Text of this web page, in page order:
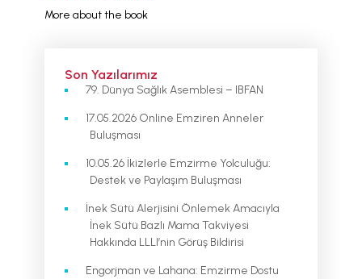
More about the book
Son Yazılarımız
79. Dünya Sağlık Asemblesi – IBFAN
17.05.2026 Online Emziren Anneler
Buluşması
10.05.26 İkizlerle Emzirme Yolculuğu:
Destek ve Paylaşım Buluşması
İnek Sütü Alerjisini Önlemek Amacıyla
İnek Sütü Bazlı Mama Takviyesi
Hakkında LLLI’nin Görüş Bildirisi
Engorjman ve Lahana: Emzirme Dostu